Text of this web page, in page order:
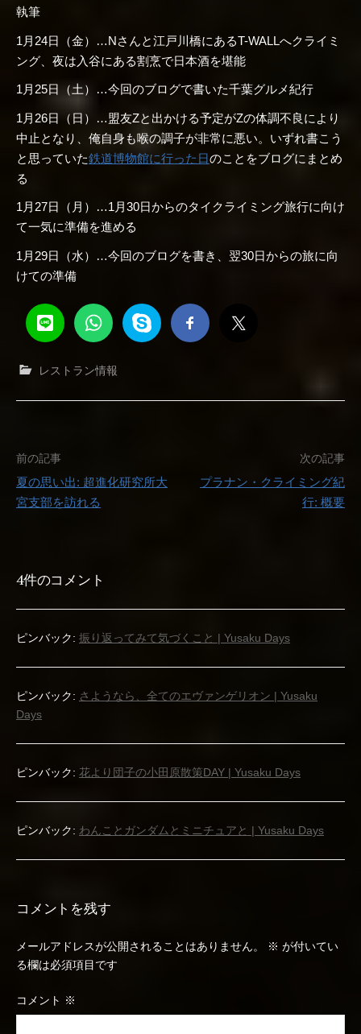
執筆
1月24日（金）…Nさんと江戸川橋にあるT-WALLへクライミ
ング、夜は入谷にある割烹で日本酒を堪能
1月25日（土）…今回のブログで書いた千葉グルメ紀行
1月26日（日）…盟友Zと出かける予定がZの体調不良により
中止となり、俺自身も喉の調子が非常に悪い。いずれ書こう
と思っていた鉄道博物館に行った日のことをブログにまとめ
る
1月27日（月）…1月30日からのタイクライミング旅行に向け
て一気に準備を進める
1月29日（水）…今回のブログを書き、翌30日からの旅に向
けての準備
レストラン情報
投
稿
ビ
ゲ
ー
シ
ョ
ン
前の記事
夏の思い出: 超進化研究所大
宮支部を訪れる
次の記事
プラナン・クライミング紀
行: 概要
4件のコメント
ピンバック: 振り返ってみて気づくこと | Yusaku Days
ピンバック: さようなら、全てのエヴァンゲリオン | Yusaku
Days
ピンバック: 花より団子の小田原散策DAY | Yusaku Days
ピンバック: わんことガンダムとミニチュアと | Yusaku Days
コメントを残す
メールアドレスが公開されることはありません。 ※ が付いてい
る欄は必須項目です
コメント ※